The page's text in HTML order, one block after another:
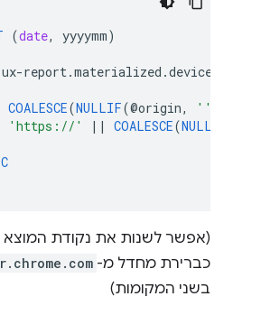
(date, yyyymm)
ux-report.materialized .
COALESCE(NULLIF(@origin, ''
'https://' || COALESCE(NULLIF
(אפשר לשנות את נקודת המוצא
כברירת מחדל מ-
בשני המקומות)